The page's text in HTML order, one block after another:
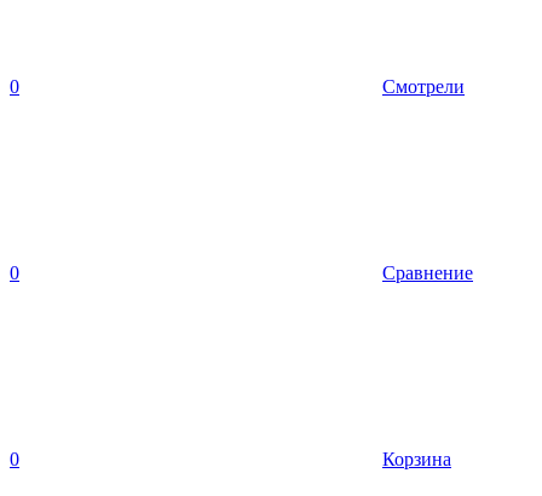
0 Смотрели
0 Сравнение
0 Корзина